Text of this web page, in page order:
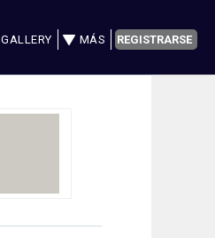
GALLERY MÁS REGISTRARSE